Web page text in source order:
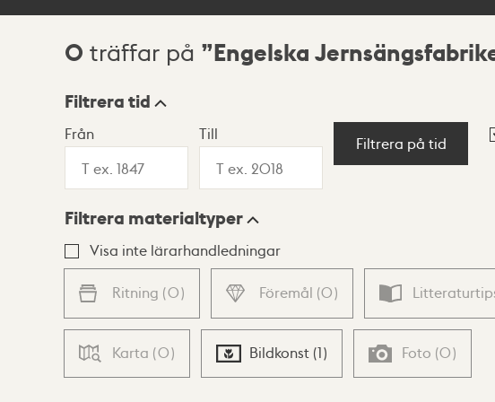
Sökresultat
0 träffar på Engelska
Visningsläge
Lista Karta
Filtrera tid
Från Till
Filtrera på tid
Filtrera materialtyper
Visa inte lärarhandledningar
Ritning (0) Föremål (0)
Karta (0) Bildkonst (1) Foto (0)